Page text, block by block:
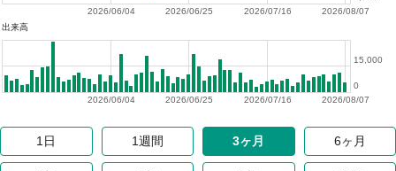
2026/08/07
2026/07/16
2026/06/25
2026/06/04
出来高
2026/08/07
2026/07/16
2026/06/25
2026/06/04
0
15,000
1日 1週間 3ヶ月 6ヶ月